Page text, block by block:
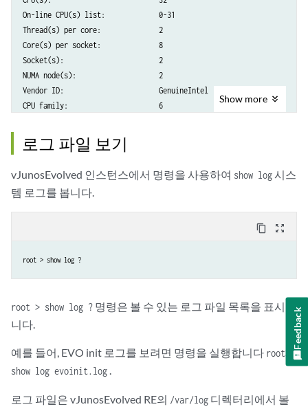
On-line CPU(s) list:             0-31
Thread(s) per core:              2
Core(s) per socket:              8
Socket(s):                       2
NUMA node(s):                    2
Vendor ID:                       GenuineIntel
CPU family:                      6
Model name:                      Intel(R) Xeon(R) CPU E5-2650 v2 @
Stepping:                        4
CPU max MHz:                     3400.0000
CPU min MHz:                     1200.0000
BogoMIPS:                        5187.52
L1i cache:                       512 KiB
NUMA node0 CPU(s):               0-7,16-23
[snip]
Show more
로그 파일 보기
vJunosEvolved 인스턴스에서 명령을 사용하여 show log 시스
템 로그를 봅니다.
content_copy zoom_out_map
root > show log ?
root > show log ? 명령은 볼 수 있는 로그 파일 목록을 표시합
니다.
예를 들어, EVO init 로그를 보려면 명령을 실행합니다 root>
show log evoinit.log
로그 파일은 vJunosEvolved RE의 /var/log 디렉터리에서 볼
Feedback